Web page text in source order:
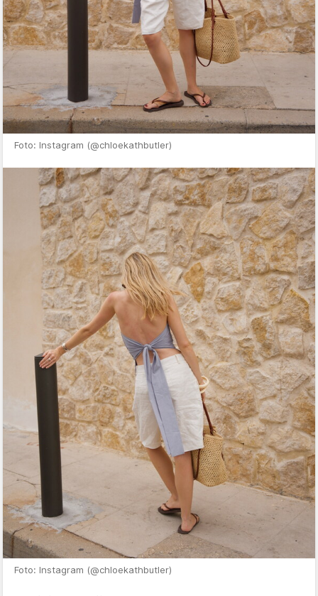
Foto: Instagram (@chloekathbutler)
Foto: Instagram (@chloekathbutler)